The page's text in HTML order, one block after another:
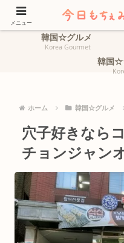
ホーム
HOME
韓国☆グルメ
Korea Gourmet
韓国☆
ホーム 韓国☆グルメ
穴子好きなら
チョンジャン
メニュー